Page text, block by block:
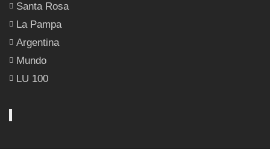
Santa Rosa
La Pampa
Argentina
Mundo
LU 100